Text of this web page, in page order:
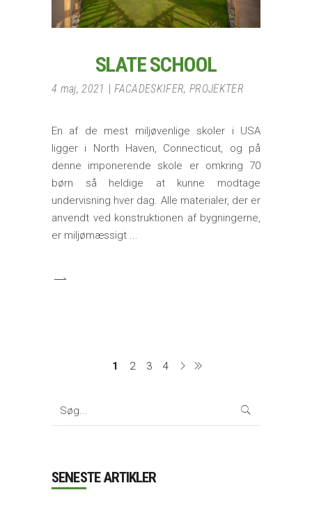
SLATE SCHOOL
4 maj, 2021 FACADESKIFER,PROJEKTER
En af de mest miljøvenlige skoler i USA
ligger i North Haven, Connecticut, og på
denne imponerende skole er omkring 70
børn så heldige at kunne modtage
undervisning hver dag. Alle materialer, der er
anvendt ved konstruktionen af bygningerne,
er miljømæssigt
1 2 3 4
Search
SENESTE ARTIKLER